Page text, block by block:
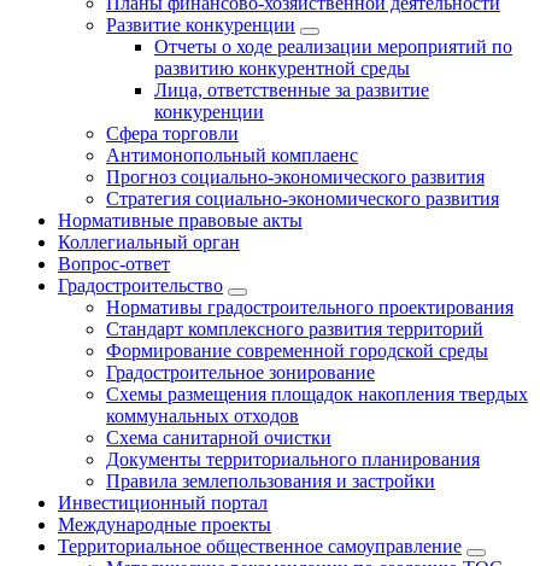
Развитие конкуренции
Отчеты о ходе реализации мероприятий по
развитию конкурентной среды
Лица, ответственные за развитие
конкуренции
Сфера торговли
Антимонопольный комплаенс
Прогноз социально-экономического развития
Стратегия социально-экономического развития
Нормативные правовые акты
Коллегиальный орган
Вопрос-ответ
Градостроительство
Нормативы градостроительного проектирования
Стандарт комплексного развития территорий
Формирование современной городской среды
Градостроительное зонирование
Схемы размещения площадок накопления твердых
коммунальных отходов
Схема санитарной очистки
Документы территориального планирования
Правила землепользования и застройки
Инвестиционный портал
Международные проекты
Территориальное общественное самоуправление